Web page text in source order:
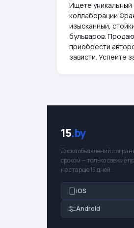
Ищете
коллаборации
изысканный,
бульваров.
приобрести
зависти. Успейте
15.by
Доска объявлений с
сроком — только свежие
не старше 15 дней.
iOS
Android